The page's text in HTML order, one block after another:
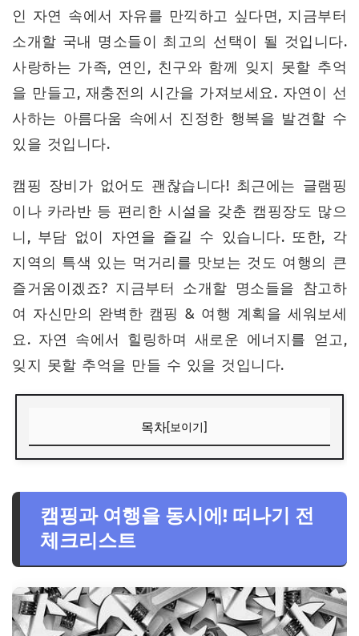
인 자연 속에서 자유를 만끽하고 싶다면, 지금부터
소개할 국내 명소들이 최고의 선택이 될 것입니다.
사랑하는 가족, 연인, 친구와 함께 잊지 못할 추억
을 만들고, 재충전의 시간을 가져보세요. 자연이 선
사하는 아름다움 속에서 진정한 행복을 발견할 수
있을 것입니다.
캠핑 장비가 없어도 괜찮습니다! 최근에는 글램핑
이나 카라반 등 편리한 시설을 갖춘 캠핑장도 많으
니, 부담 없이 자연을 즐길 수 있습니다. 또한, 각
지역의 특색 있는 먹거리를 맛보는 것도 여행의 큰
즐거움이겠죠? 지금부터 소개할 명소들을 참고하
여 자신만의 완벽한 캠핑 & 여행 계획을 세워보세
요. 자연 속에서 힐링하며 새로운 에너지를 얻고,
잊지 못할 추억을 만들 수 있을 것입니다.
목차[보이기]
1. 제주 강정천: 천혜의 자연 속 힐링 캠핑
2. 가평 자라섬: 음악과 자연이 어우러진 캠핑
자라섬 캠핑장 정보
4. 영월 별마로 천문대: 밤하늘 아래 낭만 캠핑
5. 고성 화진포 해수욕장: 역사와 자연이 숨쉬는 캠핑
캠핑과 여행을 동시에! 떠나기 전
체크리스트